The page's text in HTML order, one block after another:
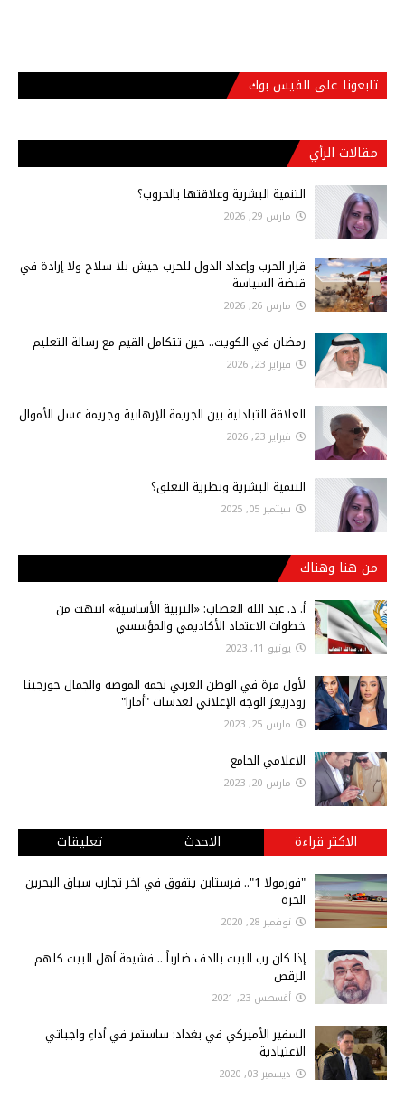
تابعونا على الفيس بوك
مقالات الرأي
التنمية البشرية وعلاقتها بالحروب؟
مارس 29, 2026
قرار الحرب وإعداد الدول للحرب جيش بلا سلاح ولا إرادة في
قبضة السياسة
مارس 26, 2026
رمضان في الكويت.. حين تتكامل القيم مع رسالة التعليم
فبراير 23, 2026
العلاقة التبادلية بين الجريمة الإرهابية وجريمة غسل الأموال
فبراير 23, 2026
التنمية البشرية ونظرية التعلق؟
سبتمبر 05, 2025
من هنا وهناك
أ‌. د. عبد الله الغصاب: «التربية الأساسية» انتهت من
خطوات الاعتماد الأكاديمي والمؤسسي
يونيو 11, 2023
لأول مرة في الوطن العربي نجمة الموضة والجمال جورجينا
رودريغز الوجه الإعلاني لعدسات "أمارا"
مارس 25, 2023
الاعلامي الجامع
مارس 20, 2023
الاكثر قراءة الاحدث تعليقات
"فورمولا 1".. فرستابن يتفوق في آخر تجارب سباق البحرين
الحرة
نوفمبر 28, 2020
إذا كان رب البيت بالدف ضارباً .. فشيمة أهل البيت كلهم
الرقص
أغسطس 23, 2021
السفير الأميركي في بغداد: ساستمر في أداءِ واجباتي
الاعتيادية
ديسمبر 03, 2020